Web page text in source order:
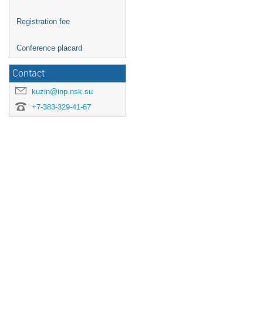
Registration fee
Conference placard
Contact
kuzin@inp.nsk.su
+7-383-329-41-67